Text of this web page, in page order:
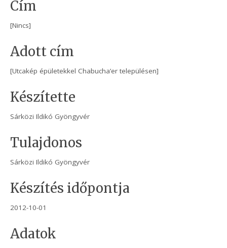
Cím
[Nincs]
Adott cím
[Utcakép épületekkel Chabucha’er településen]
Készítette
Sárközi Ildikó Gyöngyvér
Tulajdonos
Sárközi Ildikó Gyöngyvér
Készítés időpontja
2012-10-01
Adatok